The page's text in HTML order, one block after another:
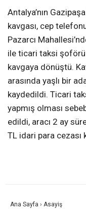
Antalya’nın
kavgası, cep
Pazarcı
ile ticari taksi şoförü
kavgaya dönüştü.
arasında yaşlı bir
kaydedildi. Ticari
yapmış olması
edildi, aracı 2 ay
TL idari para
Ana Sayfa › Asayiş